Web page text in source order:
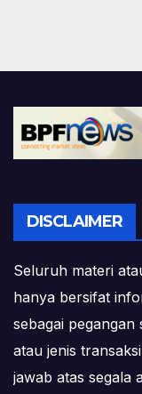
DISCLAIMER
Seluruh materi
hanya bersifat
sebagai
atau jenis
jawab atas segala